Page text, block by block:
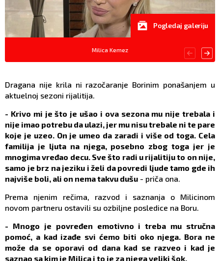
Milica Kemez
Pogledaj galeriju
Dragana nije krila ni razočaranje Borinim ponašanjem u
aktuelnoj sezoni rijalitija.
- Krivo mi je što je ušao i ova sezona mu nije trebala i
nije imao potrebu da ulazi, jer mu nisu trebale ni te pare
koje je uzeo. On je umeo da zaradi i više od toga. Cela
familija je ljuta na njega, posebno zbog toga jer je
mnogima vređao decu. Sve što radi u rijalitiju to on nije,
samo je brz na jeziku i želi da povredi ljude tamo gde ih
najviše boli, ali on nema takvu dušu - priča ona.
Prema njenim rečima, razvod i saznanja o Milicinom
novom partneru ostavili su ozbiljne posledice na Boru.
- Mnogo je povređen emotivno i treba mu stručna
pomoć, a kad izađe svi ćemo biti oko njega. Bora ne
može da se oporavi od dana kad se razveo i kad je
saznao sa kim je Milica i to je za njega veliki šok.